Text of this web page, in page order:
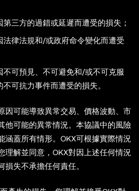
三方的過錯或延遲而遭受的損失；
法律法規和/或政府命令變化而遭受
不可預見、不可避免和/或不可克服
可抗力事件而遭受的損失。
因可能導致異常交易、價格波動、市
他可能的異常情況。本協議中的風險
涵蓋所有情形。OKX可根據實際情況
理解並同意，OKX對因上述任何情況
損失不承擔任何責任。